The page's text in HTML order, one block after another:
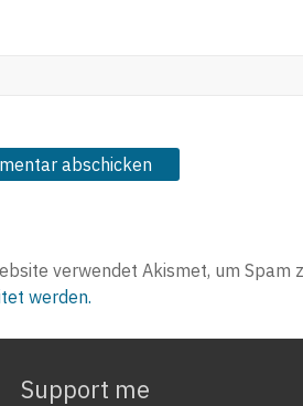
verwendet Akismet, um Spam
werden.
Support me